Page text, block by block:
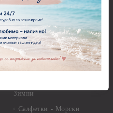
Салфетки
Салфетки - Великден
Салфетки - Детски
Салфетки - Животни, птици
Зимни
Салфетки - Морски